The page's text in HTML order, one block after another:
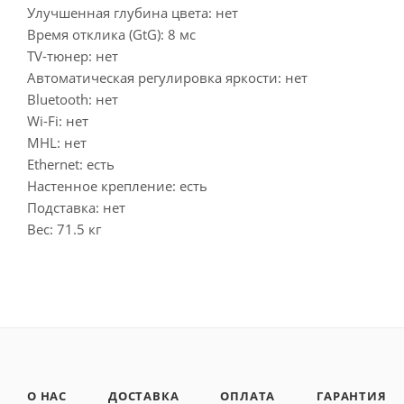
Улучшенная глубина цвета: нет
Время отклика (GtG): 8 мс
TV-тюнер: нет
Автоматическая регулировка яркости: нет
Bluetooth: нет
Wi-Fi: нет
MHL: нет
Ethernet: есть
Настенное крепление: есть
Подставка: нет
Вес: 71.5 кг
О НАС ДОСТАВКА ОПЛАТА ГАРАНТИЯ